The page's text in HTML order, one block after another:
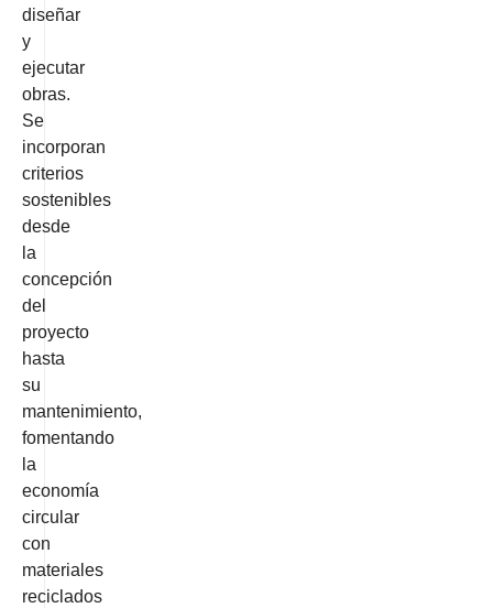
diseñar
y
ejecutar
obras.
Se
incorporan
criterios
sostenibles
desde
la
concepción
del
proyecto
hasta
su
mantenimiento,
fomentando
la
economía
circular
con
materiales
reciclados